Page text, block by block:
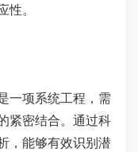
。
一项系统工程，需
紧密结合。通过科
，能够有效识别潜